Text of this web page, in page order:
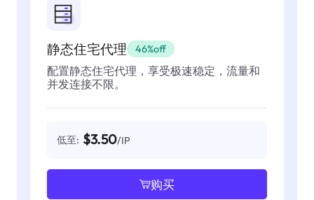
静态住宅代理 46%off
配置静态住宅代理，享受极速稳定，流量和
并发连接不限。
低至: $3.50/IP
购买